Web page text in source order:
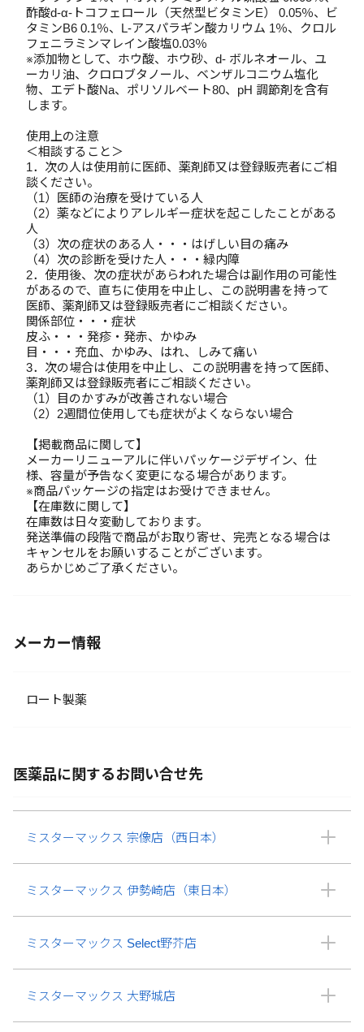
酢酸d-α-トコフェロール（天然型ビタミンE） 0.05％、ビ
タミンB6 0.1％、L-アスパラギン酸カリウム 1％、クロル
フェニラミンマレイン酸塩0.03％
※添加物として、ホウ酸、ホウ砂、d- ボルネオール、ユ
ーカリ油、クロロブタノール、ベンザルコニウム塩化
物、エデト酸Na、ポリソルベート80、pH 調節剤を含有
します。
使用上の注意
＜相談すること＞
1．次の人は使用前に医師、薬剤師又は登録販売者にご相
談ください。
（1）医師の治療を受けている人
（2）薬などによりアレルギー症状を起こしたことがある
人
（3）次の症状のある人・・・はげしい目の痛み
（4）次の診断を受けた人・・・緑内障
2．使用後、次の症状があらわれた場合は副作用の可能性
があるので、直ちに使用を中止し、この説明書を持って
医師、薬剤師又は登録販売者にご相談ください。
関係部位・・・症状
皮ふ・・・発疹・発赤、かゆみ
目・・・充血、かゆみ、はれ、しみて痛い
3．次の場合は使用を中止し、この説明書を持って医師、
薬剤師又は登録販売者にご相談ください。
（1）目のかすみが改善されない場合
（2）2週間位使用しても症状がよくならない場合
【掲載商品に関して】
メーカーリニューアルに伴いパッケージデザイン、仕
様、容量が予告なく変更になる場合があります。
※商品パッケージの指定はお受けできません。
【在庫数に関して】
在庫数は日々変動しております。
発送準備の段階で商品がお取り寄せ、完売となる場合は
キャンセルをお願いすることがございます。
あらかじめご了承ください。
メーカー情報
ロート製薬
医薬品に関するお問い合せ先
ミスターマックス 宗像店（西日本）
ミスターマックス 伊勢崎店（東日本）
ミスターマックス Select野芥店
ミスターマックス 大野城店